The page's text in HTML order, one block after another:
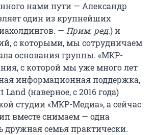
нами пути — Александр
один из крупнейших
— Прим. ред.) и
с которыми, мы сотрудничаем
основания группы. «МКР-
с которой мы уже много лет
информационная поддержка,
(наверное, с 2016 года)
студии «МКР-Медиа», а сейчас
вместе снимаем — одна
дружная семья практически.